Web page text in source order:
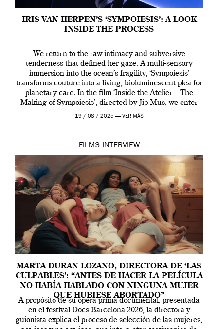
IRIS VAN HERPEN’S ‘SYMPOIESIS’: A LOOK
INSIDE THE PROCESS
We return to the raw intimacy and subversive
tenderness that defined her gaze. A multi-sensory
immersion into the ocean’s fragility, ‘Sympoiesis’
transforms couture into a living, bioluminescent plea for
planetary care. In the film ‘Inside the Atelier – The
Making of Sympoiesis’, directed by Jip Mus, we enter
the sacred space where Iris van Herpen’s […]
19 / 08 / 2025 — VER MÁS
FILMS INTERVIEW
MARTA DURAN LOZANO, DIRECTORA DE ‘LAS
CULPABLES’: “ANTES DE HACER LA PELÍCULA
NO HABÍA HABLADO CON NINGUNA MUJER
QUE HUBIESE ABORTADO”
A propósito de su ópera prima documental, presentada
en el festival Docs Barcelona 2026, la directora y
guionista explica el proceso de selección de las mujeres,